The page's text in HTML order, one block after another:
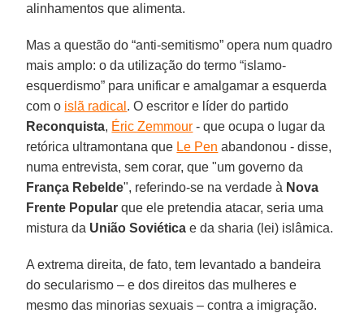
alinhamentos que alimenta.
Mas a questão do “anti-semitismo” opera num quadro
mais amplo: o da utilização do termo “islamo-
esquerdismo” para unificar e amalgamar a esquerda
com o islã radical . O escritor e líder do partido
Reconquista, Éric Zemmour - que ocupa o lugar da
retórica ultramontana que Le Pen abandonou - disse,
numa entrevista, sem corar, que "um governo da
França Rebelde", referindo-se na verdade à Nova
Frente Popular que ele pretendia atacar, seria uma
mistura da União Soviética e da sharia (lei) islâmica.
A extrema direita, de fato, tem levantado a bandeira
do secularismo – e dos direitos das mulheres e
mesmo das minorias sexuais – contra a imigração.